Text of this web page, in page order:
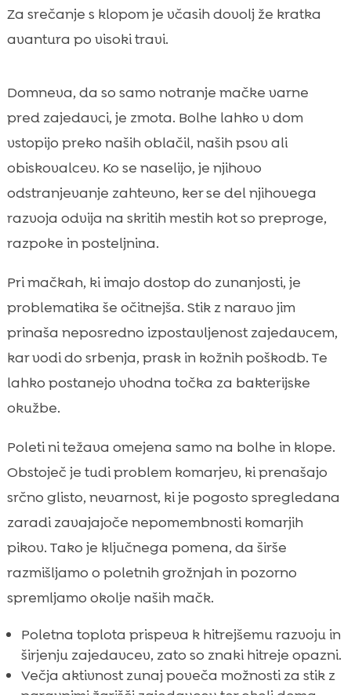
Za srečanje s klopom je včasih dovolj že kratka
avantura po visoki travi.
Domneva, da so samo notranje mačke varne
pred zajedavci, je zmota. Bolhe lahko v dom
vstopijo preko naših oblačil, naših psov ali
obiskovalcev. Ko se naselijo, je njihovo
odstranjevanje zahtevno, ker se del njihovega
razvoja odvija na skritih mestih kot so preproge,
razpoke in posteljnina.
Pri mačkah, ki imajo dostop do zunanjosti, je
problematika še očitnejša. Stik z naravo jim
prinaša neposredno izpostavljenost zajedavcem,
kar vodi do srbenja, prask in kožnih poškodb. Te
lahko postanejo vhodna točka za bakterijske
okužbe.
Poleti ni težava omejena samo na bolhe in klope.
Obstoječ je tudi problem komarjev, ki prenašajo
srčno glisto, nevarnost, ki je pogosto spregledana
zaradi zavajajoče nepomembnosti komarjih
pikov. Tako je ključnega pomena, da širše
razmišljamo o poletnih grožnjah in pozorno
spremljamo okolje naših mačk.
Poletna toplota prispeva k hitrejšemu razvoju in
širjenju zajedavcev, zato so znaki hitreje opazni.
Večja aktivnost zunaj poveča možnosti za stik z